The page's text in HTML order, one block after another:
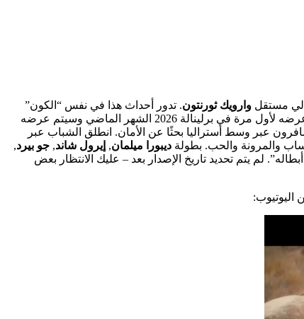
مستقل وارويك ثورنتون. تدور أحداث هذا في نفس “الكون”
، حكاية أخرى عن العنصرية والبقاء على قيد الحياة وسط المناطق النائية الأسترالية المتربة منذ سنوات مضت. تم عرضه لأول مرة في برلينالة 2026 الشهر الماضي وسيتم عرضه
عبر وسط أستراليا بحثًا عن الأمان. انطلق الشباب عبر
والمرونة والحب. بطولة ديبورا ميلمان, إيرول شاند, جو بيرد,
لم يتم تحديد تاريخ الإصدار بعد – عليك الانتظار بعض
اليوتيوب: